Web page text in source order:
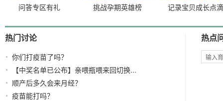
问答专区有礼 挑战孕期英雄榜 记录宝贝成长点滴
热门讨论
你们打疫苗了吗？
【中奖名单已公布】亲喂瓶喂来回切换...
顺产后多久会来月经？
疫苗能打吗？
热点